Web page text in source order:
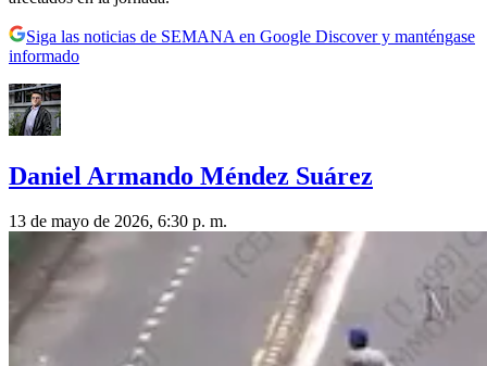
Siga las noticias de SEMANA en Google Discover y manténgase
informado
Daniel Armando Méndez Suárez
13 de mayo de 2026, 6:30 p. m.